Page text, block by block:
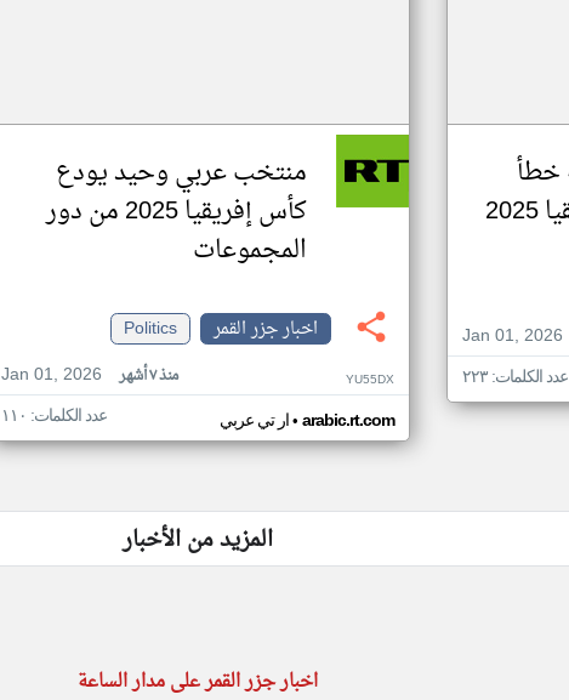
خطأ
Jan 01, 2026
عدد الكلمات: ٢٢٣
منتخب عربي وحيد يودع
كأس إفريقيا 2025 من دور
المجموعات
اخبار جزر القمر
Politics
Jan 01, 2026
منذ ٧ أشهر YU55DX
ار تي عربي• arabic.rt.com عدد الكلمات: ١١٠
المزيد من الأخبار
اخبار جزر القمر على مدار الساعة